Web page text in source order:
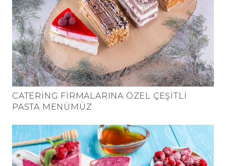
CATERING FIRMALARINA ÖZEL ÇEŞITLI
PASTA MENÜMÜZ